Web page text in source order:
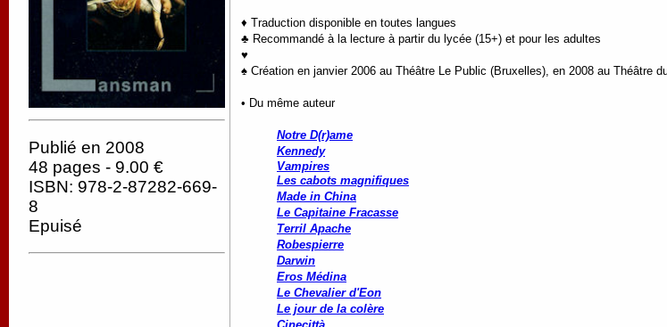
Publié en 2008
48 pages - 9.00 €
ISBN: 978-2-87282-669-
8
Epuisé
♦ Traduction disponible en toutes langues
♣ Recommandé à la lecture à partir du lycée (15+) et pour les adultes
♥
♠ Création en janvier 2006 au Théâtre Le Public (Bruxelles), en 2008 au Théâtre
• Du même auteur
Notre D(r)ame
Kennedy
Vampires
Les cabots magnifiques
Made in China
Le Capitaine Fracasse
Terril Apache
Robespierre
Darwin
Eros Médina
Le Chevalier d'Eon
Le jour de la colère